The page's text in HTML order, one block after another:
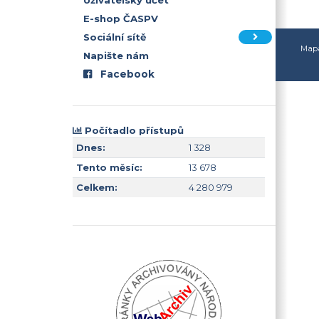
E-shop ČASPV
Sociální sítě
Napište nám
Facebook
Počítadlo přístupů
Dnes:
1 328
Tento měsíc:
13 678
Celkem:
4 280 979